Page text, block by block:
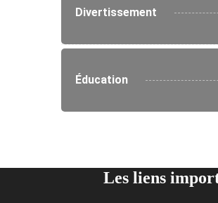
Divertissement
Éducation
Les liens